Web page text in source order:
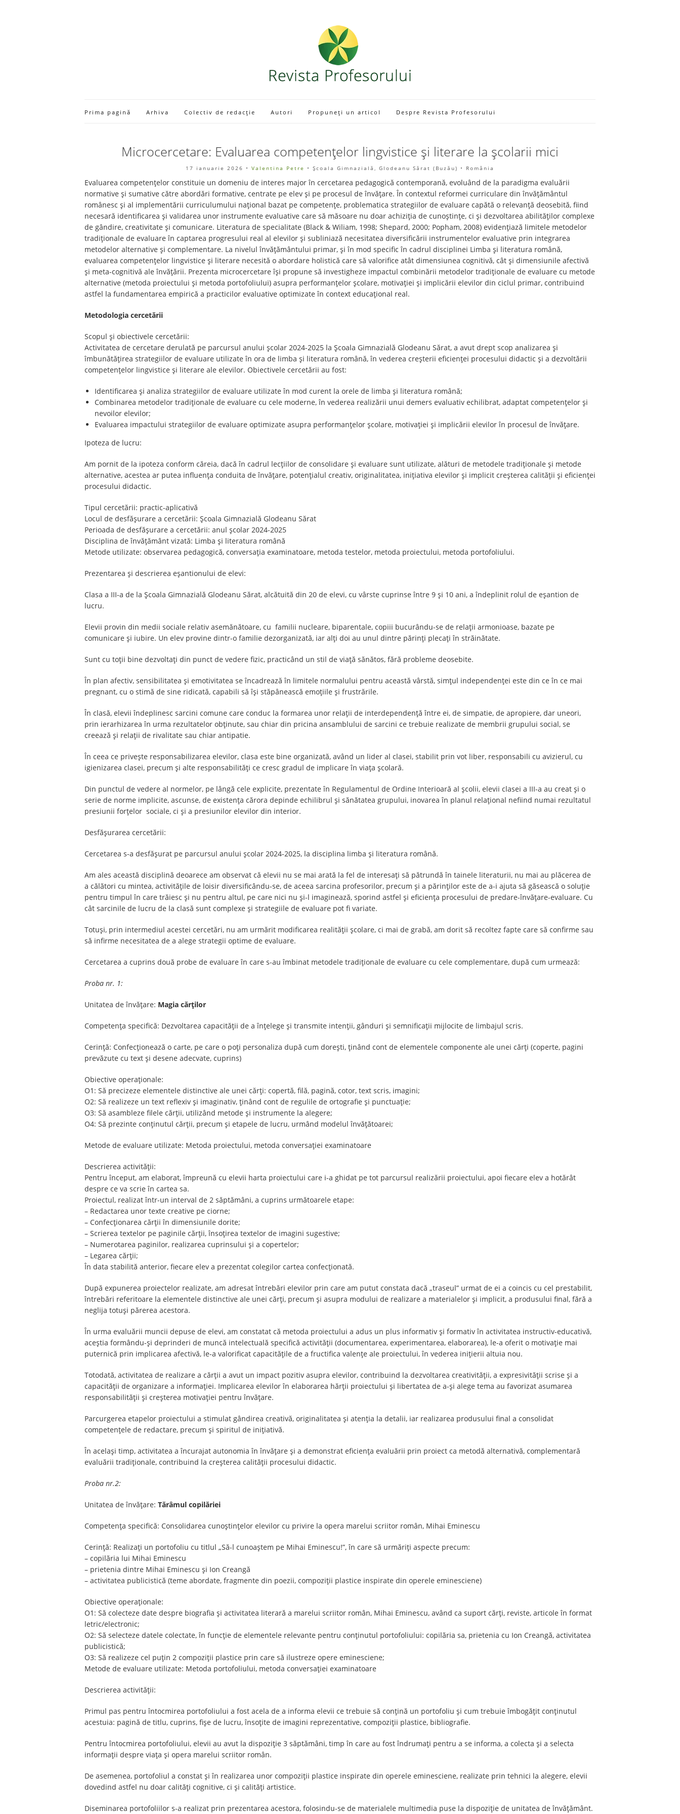
Prima pagină Arhiva Colectiv de redacție Autori Propuneți un articol Despre Revista Profesorului
Microcercetare: Evaluarea competențelor lingvistice și literare la școlarii mici
17 ianuarie 2026 • Valentina Petre • Școala Gimnazială, Glodeanu Sărat (Buzău) • România
Evaluarea competențelor constituie un domeniu de interes major în cercetarea pedagogică contemporană, evoluând de la paradigma evaluării
normative și sumative către abordări formative, centrate pe elev și pe procesul de învățare. În contextul reformei curriculare din învățământul
românesc și al implementării curriculumului național bazat pe competențe, problematica strategiilor de evaluare capătă o relevanță deosebită, fiind
necesară identificarea și validarea unor instrumente evaluative care să măsoare nu doar achiziția de cunoștințe, ci și dezvoltarea abilităților complexe
de gândire, creativitate și comunicare. Literatura de specialitate (Black & Wiliam, 1998; Shepard, 2000; Popham, 2008) evidențiază limitele metodelor
tradiționale de evaluare în captarea progresului real al elevilor și subliniază necesitatea diversificării instrumentelor evaluative prin integrarea
metodelor alternative și complementare. La nivelul învățământului primar, și în mod specific în cadrul disciplinei Limba și literatura română,
evaluarea competențelor lingvistice și literare necesită o abordare holistică care să valorifice atât dimensiunea cognitivă, cât și dimensiunile afectivă
și meta-cognitivă ale învățării. Prezenta microcercetare își propune să investigheze impactul combinării metodelor tradiționale de evaluare cu metode
alternative (metoda proiectului și metoda portofoliului) asupra performanțelor școlare, motivației și implicării elevilor din ciclul primar, contribuind
astfel la fundamentarea empirică a practicilor evaluative optimizate în context educațional real.
Metodologia cercetării
Scopul și obiectivele cercetării:
Activitatea de cercetare derulată pe parcursul anului școlar 2024-2025 la Școala Gimnazială Glodeanu Sărat, a avut drept scop analizarea și
îmbunătățirea strategiilor de evaluare utilizate în ora de limba și literatura română, în vederea creșterii eficienței procesului didactic și a dezvoltării
competențelor lingvistice și literare ale elevilor. Obiectivele cercetării au fost:
Identificarea și analiza strategiilor de evaluare utilizate în mod curent la orele de limba și literatura română;
Combinarea metodelor tradiționale de evaluare cu cele moderne, în vederea realizării unui demers evaluativ echilibrat, adaptat competențelor și
nevoilor elevilor;
Evaluarea impactului strategiilor de evaluare optimizate asupra performanțelor școlare, motivației și implicării elevilor în procesul de învățare.
Ipoteza de lucru:
Am pornit de la ipoteza conform căreia, dacă în cadrul lecțiilor de consolidare și evaluare sunt utilizate, alături de metodele tradiționale și metode
alternative, acestea ar putea influența conduita de învățare, potențialul creativ, originalitatea, inițiativa elevilor și implicit creșterea calității și eficienței
procesului didactic.
Tipul cercetării: practic-aplicativă
Locul de desfășurare a cercetării: Școala Gimnazială Glodeanu Sărat
Perioada de desfășurare a cercetării: anul școlar 2024-2025
Disciplina de învățământ vizată: Limba și literatura română
Metode utilizate: observarea pedagogică, conversația examinatoare, metoda testelor, metoda proiectului, metoda portofoliului.
Prezentarea și descrierea eșantionului de elevi:
Clasa a III-a de la Școala Gimnazială Glodeanu Sărat, alcătuită din 20 de elevi, cu vârste cuprinse între 9 și 10 ani, a îndeplinit rolul de eșantion de
lucru.
Elevii provin din medii sociale relativ asemănătoare, cu familii nucleare, biparentale, copiii bucurându-se de relații armonioase, bazate pe
comunicare și iubire. Un elev provine dintr-o familie dezorganizată, iar alți doi au unul dintre părinți plecați în străinătate.
Sunt cu toții bine dezvoltați din punct de vedere fizic, practicând un stil de viață sănătos, fără probleme deosebite.
În plan afectiv, sensibilitatea și emotivitatea se încadrează în limitele normalului pentru această vârstă, simțul independenței este din ce în ce mai
pregnant, cu o stimă de sine ridicată, capabili să își stăpânească emoțiile și frustrările.
În clasă, elevii îndeplinesc sarcini comune care conduc la formarea unor relații de interdependență între ei, de simpatie, de apropiere, dar uneori,
prin ierarhizarea în urma rezultatelor obținute, sau chiar din pricina ansamblului de sarcini ce trebuie realizate de membrii grupului social, se
creează și relații de rivalitate sau chiar antipatie.
În ceea ce privește responsabilizarea elevilor, clasa este bine organizată, având un lider al clasei, stabilit prin vot liber, responsabili cu avizierul, cu
igienizarea clasei, precum și alte responsabilități ce cresc gradul de implicare în viața școlară.
Din punctul de vedere al normelor, pe lângă cele explicite, prezentate în Regulamentul de Ordine Interioară al școlii, elevii clasei a III-a au creat și o
serie de norme implicite, ascunse, de existența cărora depinde echilibrul și sănătatea grupului, inovarea în planul relațional nefiind numai rezultatul
presiunii forțelor sociale, ci și a presiunilor elevilor din interior.
Desfășurarea cercetării:
Cercetarea s-a desfășurat pe parcursul anului școlar 2024-2025, la disciplina limba și literatura română.
Am ales această disciplină deoarece am observat că elevii nu se mai arată la fel de interesați să pătrundă în tainele literaturii, nu mai au plăcerea de
a călători cu mintea, activitățile de loisir diversificându-se, de aceea sarcina profesorilor, precum și a părinților este de a-i ajuta să găsească o soluție
pentru timpul în care trăiesc și nu pentru altul, pe care nici nu și-l imaginează, sporind astfel și eficiența procesului de predare-învățare-evaluare. Cu
cât sarcinile de lucru de la clasă sunt complexe și strategiile de evaluare pot fi variate.
Totuși, prin intermediul acestei cercetări, nu am urmărit modificarea realității școlare, ci mai de grabă, am dorit să recoltez fapte care să confirme sau
să infirme necesitatea de a alege strategii optime de evaluare.
Cercetarea a cuprins două probe de evaluare în care s-au îmbinat metodele tradiționale de evaluare cu cele complementare, după cum urmează:
Proba nr. 1:
Unitatea de învățare: Magia cărților
Competența specifică: Dezvoltarea capacității de a înțelege și transmite intenții, gânduri și semnificații mijlocite de limbajul scris.
Cerință: Confecționează o carte, pe care o poți personaliza după cum dorești, ținând cont de elementele componente ale unei cărți (coperte, pagini
prevăzute cu text și desene adecvate, cuprins)
Obiective operaționale:
O1: Să precizeze elementele distinctive ale unei cărți: copertă, filă, pagină, cotor, text scris, imagini;
O2: Să realizeze un text reflexiv și imaginativ, ținând cont de regulile de ortografie și punctuație;
O3: Să asambleze filele cărții, utilizând metode și instrumente la alegere;
O4: Să prezinte conținutul cărții, precum și etapele de lucru, urmând modelul învățătoarei;
Metode de evaluare utilizate: Metoda proiectului, metoda conversației examinatoare
Descrierea activității:
Pentru început, am elaborat, împreună cu elevii harta proiectului care i-a ghidat pe tot parcursul realizării proiectului, apoi fiecare elev a hotărât
despre ce va scrie în cartea sa.
Proiectul, realizat într-un interval de 2 săptămâni, a cuprins următoarele etape:
– Redactarea unor texte creative pe ciorne;
– Confecționarea cărții în dimensiunile dorite;
– Scrierea textelor pe paginile cărții, însoțirea textelor de imagini sugestive;
– Numerotarea paginilor, realizarea cuprinsului și a copertelor;
– Legarea cărții;
În data stabilită anterior, fiecare elev a prezentat colegilor cartea confecționată.
După expunerea proiectelor realizate, am adresat întrebări elevilor prin care am putut constata dacă „traseul” urmat de ei a coincis cu cel prestabilit,
întrebări referitoare la elementele distinctive ale unei cărți, precum și asupra modului de realizare a materialelor și implicit, a produsului final, fără a
neglija totuși părerea acestora.
În urma evaluării muncii depuse de elevi, am constatat că metoda proiectului a adus un plus informativ și formativ în activitatea instructiv-educativă,
aceștia formându-și deprinderi de muncă intelectuală specifică activității (documentarea, experimentarea, elaborarea), le-a oferit o motivație mai
puternică prin implicarea afectivă, le-a valorificat capacitățile de a fructifica valențe ale proiectului, în vederea inițierii altuia nou.
Totodată, activitatea de realizare a cărții a avut un impact pozitiv asupra elevilor, contribuind la dezvoltarea creativității, a expresivității scrise și a
capacității de organizare a informației. Implicarea elevilor în elaborarea hărții proiectului și libertatea de a-și alege tema au favorizat asumarea
responsabilității și creșterea motivației pentru învățare.
Parcurgerea etapelor proiectului a stimulat gândirea creativă, originalitatea și atenția la detalii, iar realizarea produsului final a consolidat
competențele de redactare, precum și spiritul de inițiativă.
În același timp, activitatea a încurajat autonomia în învățare și a demonstrat eficiența evaluării prin proiect ca metodă alternativă, complementară
evaluării tradiționale, contribuind la creșterea calității procesului didactic.
Proba nr.2:
Unitatea de învățare: Tărâmul copilăriei
Competența specifică: Consolidarea cunoștințelor elevilor cu privire la opera marelui scriitor român, Mihai Eminescu
Cerință: Realizați un portofoliu cu titlul „Să-l cunoaștem pe Mihai Eminescu!”, în care să urmăriți aspecte precum:
– copilăria lui Mihai Eminescu
– prietenia dintre Mihai Eminescu și Ion Creangă
– activitatea publicistică (teme abordate, fragmente din poezii, compoziții plastice inspirate din operele eminesciene)
Obiective operaționale:
O1: Să colecteze date despre biografia și activitatea literară a marelui scriitor român, Mihai Eminescu, având ca suport cărți, reviste, articole în format
letric/electronic;
O2: Să selecteze datele colectate, în funcție de elementele relevante pentru conținutul portofoliului: copilăria sa, prietenia cu Ion Creangă, activitatea
publicistică;
O3: Să realizeze cel puțin 2 compoziții plastice prin care să ilustreze opere eminesciene;
Metode de evaluare utilizate: Metoda portofoliului, metoda conversației examinatoare
Descrierea activității:
Primul pas pentru întocmirea portofoliului a fost acela de a informa elevii ce trebuie să conțină un portofoliu și cum trebuie îmbogățit conținutul
acestuia: pagină de titlu, cuprins, fișe de lucru, însoțite de imagini reprezentative, compoziții plastice, bibliografie.
Pentru întocmirea portofoliului, elevii au avut la dispoziție 3 săptămâni, timp în care au fost îndrumați pentru a se informa, a colecta și a selecta
informații despre viața și opera marelui scriitor român.
De asemenea, portofoliul a constat și în realizarea unor compoziții plastice inspirate din operele eminesciene, realizate prin tehnici la alegere, elevii
dovedind astfel nu doar calități cognitive, ci și calități artistice.
Diseminarea portofoliilor s-a realizat prin prezentarea acestora, folosindu-se de materialele multimedia puse la dispoziție de unitatea de învățământ.